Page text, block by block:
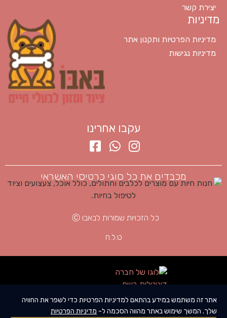
יצירת קשר
מדיניות
מדיניות הפרטיות ותקנון אתר
מדיניות נגישות
עקבו אחרינו
מכבדים את כל סוגי כרטיסי האשראי
כל הזכויות שמורות לבאבו Ⓒ
ט.ל.ח
DESIGN BY
אתר זה משתמש במידע בהתאם למדיניות הפרטיות כדי לשפר את החוויה
שלך. המשך שימוש באתר מהווה הסכמה ל- מדיניות הפרטיות